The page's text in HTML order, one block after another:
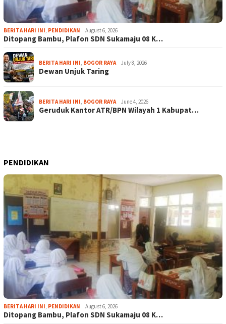
BERITA HARI INI, PENDIDIKAN August 6, 2026
Ditopang Bambu, Plafon SDN Sukamaju 08 K…
BERITA HARI INI, BOGOR RAYA July 8, 2026
Dewan Unjuk Taring
BERITA HARI INI, BOGOR RAYA June 4, 2026
Geruduk Kantor ATR/BPN Wilayah 1 Kabupat…
PENDIDIKAN
BERITA HARI INI, PENDIDIKAN August 6, 2026
Ditopang Bambu, Plafon SDN Sukamaju 08 K…